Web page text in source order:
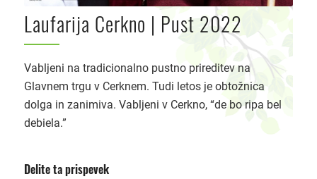
Laufarija Cerkno | Pust 2022
Vabljeni na tradicionalno pustno prireditev na
Glavnem trgu v Cerknem. Tudi letos je obtožnica
dolga in zanimiva. Vabljeni v Cerkno, “de bo ripa bel
debiela.”
Delite ta prispevek